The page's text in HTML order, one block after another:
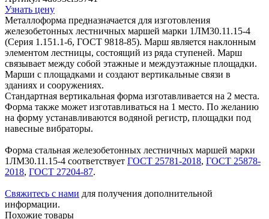
Узнать цену
Металлоформа предназначается для изготовления
железобетонных лестничных маршей марки 1ЛМ30.11.15-4
(Серия 1.151.1-6, ГОСТ 9818-85). Марш является наклонным
элементом лестницы, состоящий из ряда ступеней. Марш
связывает между собой этажные и междуэтажные площадки.
Марши с площадками и создают вертикальные связи в
зданиях и сооружениях.
Стандартная вертикальная форма изготавливается на 2 места.
Форма также может изготавливаться на 1 место. По желанию
на форму устанавливаются водяной регистр, площадки под
навесные вибраторы.
Форма стальная железобетонных лестничных маршей марки
1ЛМ30.11.15-4 соответствует ГОСТ 25781-2018, ГОСТ 25878-
2018, ГОСТ 27204-87.
Свяжитесь с нами для получения дополнительной
информации.
Похожие товары